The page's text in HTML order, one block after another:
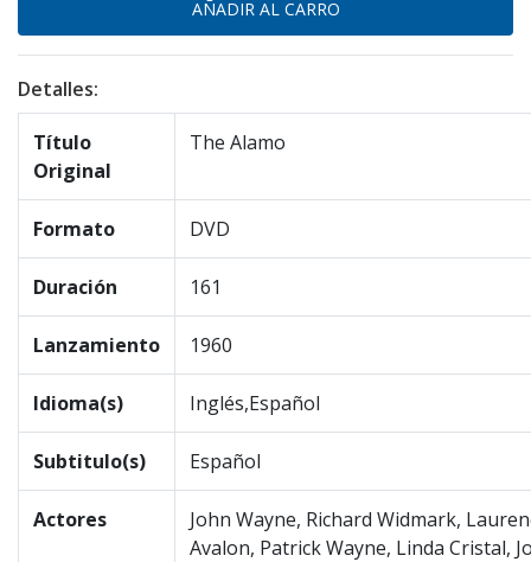
Detalles:
Título
Original
The Alamo
Formato DVD
Duración 161
Lanzamiento 1960
Idioma(s) Inglés,Español
Subtitulo(s) Español
Actores
John Wayne, Richard Widmark,
Avalon, Patrick Wayne, Linda Cristal,